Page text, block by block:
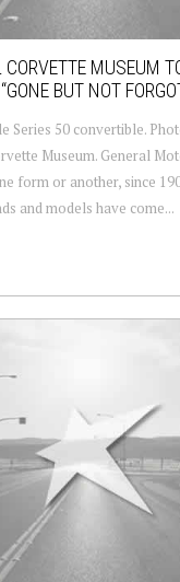
MUSEUM
BUT NOT
Series 50 convertible.
Museum. General
form or another, since
and models have come...